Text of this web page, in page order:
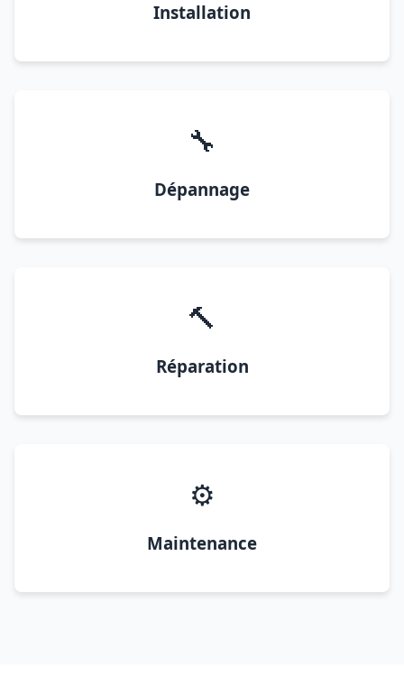
Installation
🔧
Dépannage
🔨
Réparation
⚙️
Maintenance